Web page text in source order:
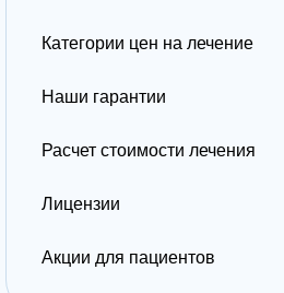
Категории цен на лечение
Наши гарантии
Расчет стоимости лечения
Лицензии
Акции для пациентов